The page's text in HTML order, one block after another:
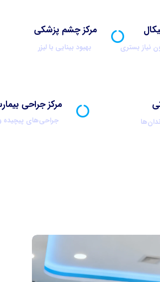
نیاز بستری
مرکز چشم پزشکی
بهبود بینایی با لیزر
مرکز جراحی
جراحی‌های پیچیده